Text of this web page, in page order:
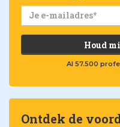
Houd
Al 57.500
Ontdek de